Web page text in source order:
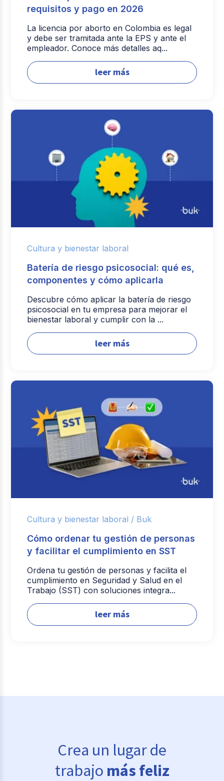
requisitos y pago en 2026
La licencia por aborto en Colombia es legal
y debe ser tramitada ante la EPS y ante el
empleador. Conoce más detalles aq...
leer más
Cultura y bienestar laboral
Batería de riesgo psicosocial: qué es,
componentes y cómo aplicarla
Descubre cómo aplicar la batería de riesgo
psicosocial en tu empresa para mejorar el
bienestar laboral y cumplir con la ...
leer más
Cultura y bienestar laboral / Buk
Cómo ordenar tu gestión de personas
y facilitar el cumplimiento en SST
Ordena tu gestión de personas y facilita el
cumplimiento en Seguridad y Salud en el
Trabajo (SST) con soluciones integra...
leer más
Crea un lugar de
trabajo más feliz